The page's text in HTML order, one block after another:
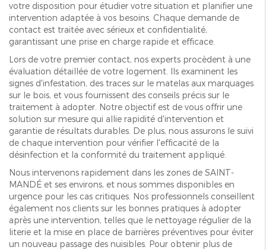
votre disposition pour étudier votre situation et planifier une
intervention adaptée à vos besoins. Chaque demande de
contact est traitée avec sérieux et confidentialité,
garantissant une prise en charge rapide et efficace.
Lors de votre premier contact, nos experts procèdent à une
évaluation détaillée de votre logement. Ils examinent les
signes d'infestation, des traces sur le matelas aux marquages
sur le bois, et vous fournissent des conseils précis sur le
traitement à adopter. Notre objectif est de vous offrir une
solution sur mesure qui allie rapidité d'intervention et
garantie de résultats durables. De plus, nous assurons le suivi
de chaque intervention pour vérifier l'efficacité de la
désinfection et la conformité du traitement appliqué.
Nous intervenons rapidement dans les zones de SAINT-
MANDÉ et ses environs, et nous sommes disponibles en
urgence pour les cas critiques. Nos professionnels conseillent
également nos clients sur les bonnes pratiques à adopter
après une intervention, telles que le nettoyage régulier de la
literie et la mise en place de barrières préventives pour éviter
un nouveau passage des nuisibles. Pour obtenir plus de